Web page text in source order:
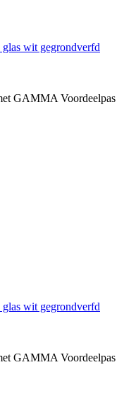
wit gegrondverfd
GAMMA Voordeelpas
wit gegrondverfd
GAMMA Voordeelpas